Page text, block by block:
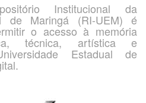
Institucional da
de Maringá (RI-UEM) é
o acesso à memória
técnica, artística e
Estadual de